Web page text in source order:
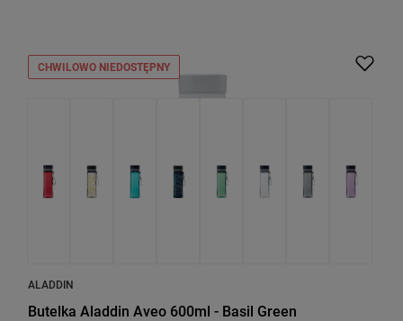
CHWILOWO NIEDOSTĘPNY
ALADDIN
Butelka Aladdin Aveo 600ml - Basil Green